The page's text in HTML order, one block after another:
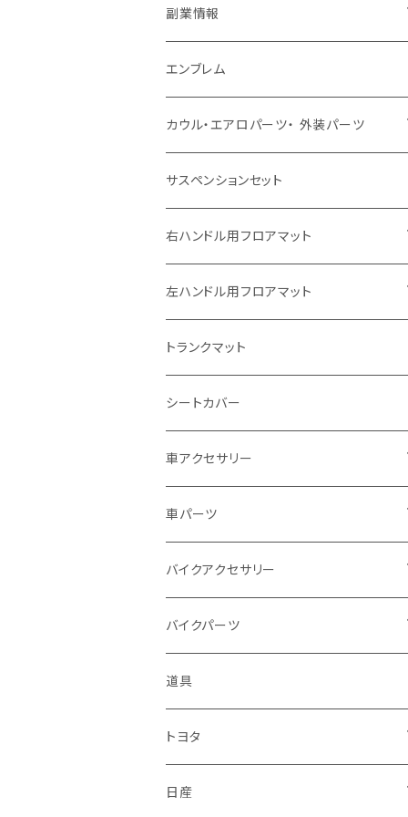
副業情報
せどり
古着系
コンテンツビジネス
エンブレム
カウル・エアロパーツ・ 外装パーツ
ホンダ
ヤマハ
スズキ
カワサキ
BMW
ドゥカティ - Ducati
トライアンフ
アプリリア - APRILIA
ハーレーダビッドソン - Harley-Davidso
n
KTM
サスペンションセット
右ハンドル用フロアマット
トヨタ
日産
ホンダ
スズキ
マツダ
ミツビシ
ダイハツ
スバル
レクサス
アウディ
左ハンドル用フロアマット
トヨタ
日産
ホンダ
スズキ
マツダ
ミツビシ
ダイハツ
スバル
レクサス
トランクマット
シートカバー
車アクセサリー
トヨタ
日産
ホンダ
スズキ
マツダ
ミツビシ
車パーツ
ボンネット
ルーフ
ピラー
バンパー
フェンダー
バイクアクセサリー
ホンダ
ヤマハ
スズキ
カワサキ
バイクパーツ
排気系
マフラー
サイレンサー
外装
シートカバー
ハンドル系
道具
トヨタ
フロアマット
日産